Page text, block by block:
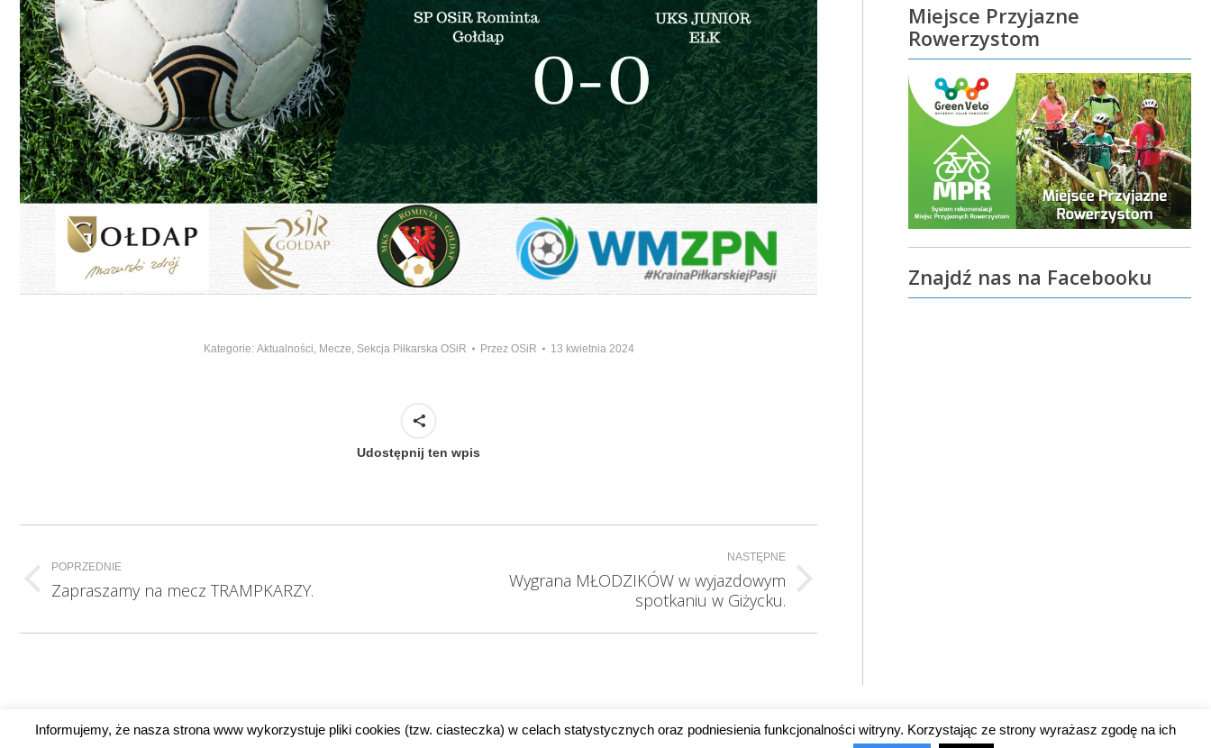
Kategorie: Aktualności Mecze Sekcja Piłkarska OSiR Przez OSiR 13 kwietnia 2024
Udostępnij ten wpis
wpisów
POPRZEDNIE
Poprzedni
wpis:
Zapraszamy na mecz TRAMPKARZY.
NASTĘPNE
Wygrana MŁODZIKÓW w wyjazdowym
spotkaniu w Giżycku.
Miejsce Przyjazne
Rowerzystom
Znajdź nas na Facebooku
Informujemy, że nasza strona www wykorzystuje pliki cookies (tzw. ciasteczka) w celach statystycznych oraz podniesienia funkcjonalności witryny. Korzystając ze strony wyrażasz zgodę na ich